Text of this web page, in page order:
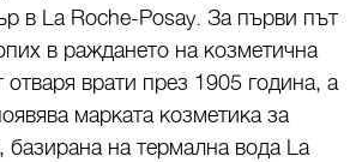
в La Roche-Posay. За първи път
в раждането на козметична
врати през 1905 година, а
марката козметика за
базирана на термална вода La